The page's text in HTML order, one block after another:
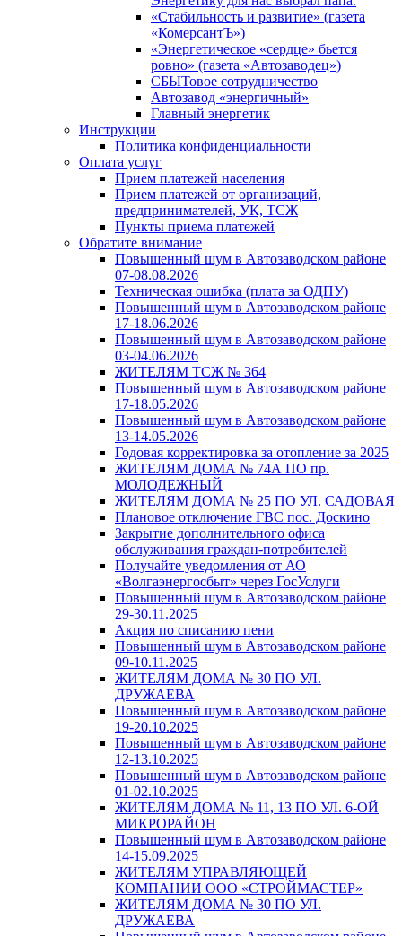
«Стабильность и развитие» (газета
«КомерсантЪ»)
«Энергетическое «сердце» бьется
ровно» (газета «Автозаводец»)
СБЫТовое сотрудничество
Автозавод «энергичный»
Главный энергетик
Инструкции
Политика конфиденциальности
Оплата услуг
Прием платежей населения
Прием платежей от организаций,
предпринимателей, УК, ТСЖ
Пункты приема платежей
Обратите внимание
Повышенный шум в Автозаводском районе
07-08.08.2026
Техническая ошибка (плата за ОДПУ)
Повышенный шум в Автозаводском районе
17-18.06.2026
Повышенный шум в Автозаводском районе
03-04.06.2026
ЖИТЕЛЯМ ТСЖ № 364
Повышенный шум в Автозаводском районе
17-18.05.2026
Повышенный шум в Автозаводском районе
13-14.05.2026
Годовая корректировка за отопление за 2025
ЖИТЕЛЯМ ДОМА № 74А ПО пр.
МОЛОДЕЖНЫЙ
ЖИТЕЛЯМ ДОМА № 25 ПО УЛ. САДОВАЯ
Плановое отключение ГВС пос. Доскино
Закрытие дополнительного офиса
обслуживания граждан-потребителей
Получайте уведомления от АО
«Волгаэнергосбыт» через ГосУслуги
Повышенный шум в Автозаводском районе
29-30.11.2025
Акция по списанию пени
Повышенный шум в Автозаводском районе
09-10.11.2025
ЖИТЕЛЯМ ДОМА № 30 ПО УЛ.
ДРУЖАЕВА
Повышенный шум в Автозаводском районе
19-20.10.2025
Повышенный шум в Автозаводском районе
12-13.10.2025
Повышенный шум в Автозаводском районе
01-02.10.2025
ЖИТЕЛЯМ ДОМА № 11, 13 ПО УЛ. 6-ОЙ
МИКРОРАЙОН
Повышенный шум в Автозаводском районе
14-15.09.2025
ЖИТЕЛЯМ УПРАВЛЯЮЩЕЙ
КОМПАНИИ ООО «СТРОЙМАСТЕР»
ЖИТЕЛЯМ ДОМА № 30 ПО УЛ.
ДРУЖАЕВА